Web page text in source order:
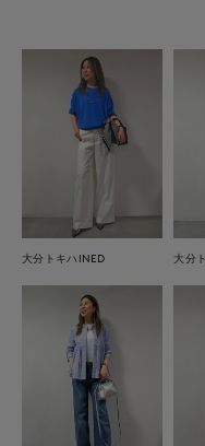
大分トキハINED 大分